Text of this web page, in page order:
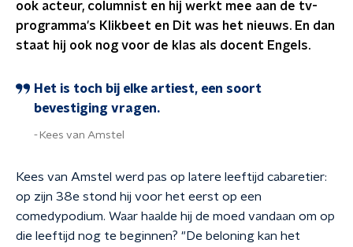
ook acteur, columnist en hij werkt mee aan de tv-
programma's Klikbeet en Dit was het nieuws. En dan
staat hij ook nog voor de klas als docent Engels.
Het is toch bij elke artiest, een soort
bevestiging vragen.
Kees van Amstel
Kees van Amstel werd pas op latere leeftijd cabaretier:
op zijn 38e stond hij voor het eerst op een
comedypodium. Waar haalde hij de moed vandaan om op
die leeftijd nog te beginnen? "De beloning kan het